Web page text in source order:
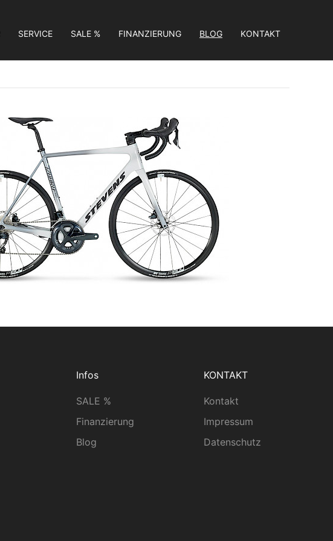
SERVICE SALE % FINANZIERUNG BLOG KONTAKT
Infos
SALE %
Finanzierung
Blog
KONTAKT
Kontakt
Impressum
Datenschutz